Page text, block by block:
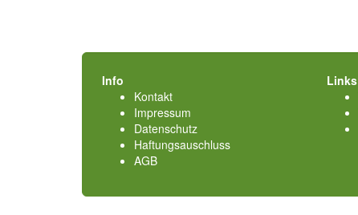
Info
Kontakt
Impressum
Datenschutz
Haftungsauschluss
AGB
Links